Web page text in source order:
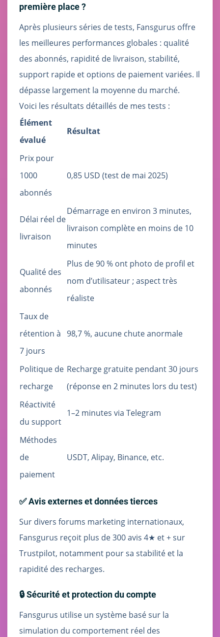
première place ?
Après plusieurs séries de tests, Fansgurus offre
les meilleures performances globales : qualité
des abonnés, rapidité de livraison, stabilité,
support rapide et options de paiement variées. Il
dépasse largement la moyenne du marché.
Voici les résultats détaillés de mes tests :
Élément
évalué
Résultat
Prix pour
1000
abonnés
0,85 USD (test de mai 2025)
Délai réel de
livraison
Démarrage en environ 3 minutes,
livraison complète en moins de 10
minutes
Qualité des
abonnés
Plus de 90 % ont photo de profil et
nom d’utilisateur ; aspect très
réaliste
Taux de
rétention à
7 jours
98,7 %, aucune chute anormale
Politique de
recharge
Recharge gratuite pendant 30 jours
(réponse en 2 minutes lors du test)
Réactivité
du support
1–2 minutes via Telegram
Méthodes
de
paiement
USDT, Alipay, Binance, etc.
✅ Avis externes et données tierces
Sur divers forums marketing internationaux,
Fansgurus reçoit plus de 300 avis 4★ et + sur
Trustpilot, notamment pour sa stabilité et la
rapidité des recharges.
🔒 Sécurité et protection du compte
Fansgurus utilise un système basé sur la
simulation du comportement réel des